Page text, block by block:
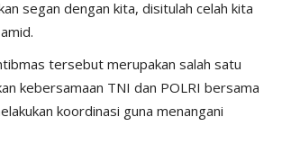
segan dengan kita, disitulah celah kita
tersebut merupakan salah satu
kebersamaan TNI dan POLRI bersama
koordinasi guna menangani